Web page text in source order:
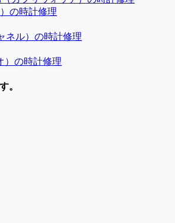
の時計修理
ネル）の時計修理
）の時計修理
。